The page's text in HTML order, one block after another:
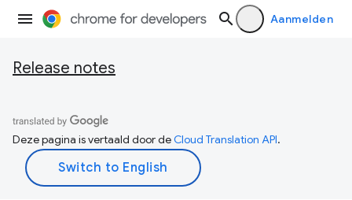
Aanmelden
Release notes
Deze pagina is vertaald door deCloud Translation API.